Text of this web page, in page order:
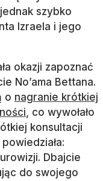
szybko
Izraela i jego
okazji zapoznać
No’ama Bettana.
o nagranie krótkiej
, co wywołało
konsultacji
Dbajcie
do swojego